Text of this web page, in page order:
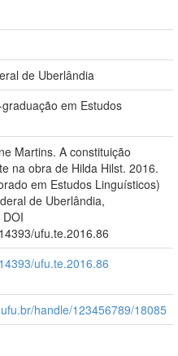
de Uberlândia
em Estudos
Martins. A constituição
na obra de Hilda Hilst. 2016.
em Estudos Linguísticos)
de Uberlândia,
ufu.te.2016.86
ufu.te.2016.86
handle/123456789/18085